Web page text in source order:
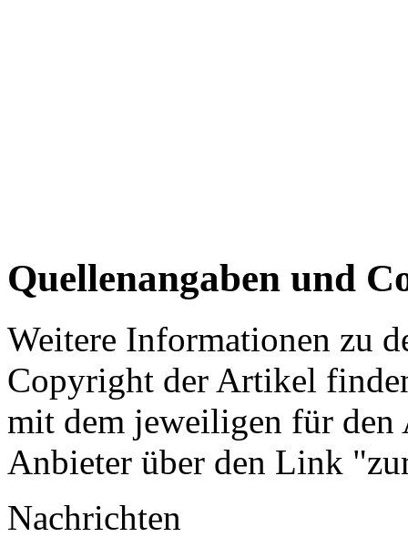
Quellenangaben und
Weitere Informationen zu
Copyright der Artikel
mit dem jeweiligen für
Anbieter über den Link
Nachrichten